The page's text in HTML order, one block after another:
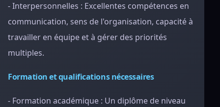
- Interpersonnelles : Excellentes compétences en
communication, sens de l'organisation, capacité à
travailler en équipe et à gérer des priorités
multiples.
Formation et qualifications nécessaires
- Formation académique : Un diplôme de niveau